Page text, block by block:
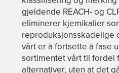
gjeldende REACH- og
eliminerer kjemikalier
reproduksjonsskadelige
vårt er å fortsette å fase
sortimentet vårt til fordel
alternativer, uten at det